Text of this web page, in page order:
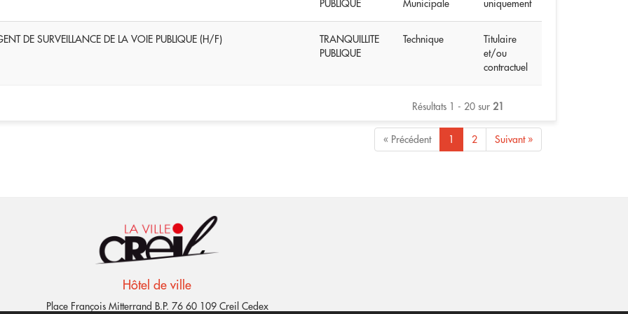
PUBLIQUE Municipale uniquement
DE SURVEILLANCE DE LA VOIE PUBLIQUE (H/F)
TRANQUILLITE
PUBLIQUE
Technique
Titulaire
et/ou
contractuel
Résultats 1 - 20 sur 21
« Précédent 1 2 Suivant »
Hôtel de ville
Place François Mitterrand B.P. 76 60 109 Creil Cedex